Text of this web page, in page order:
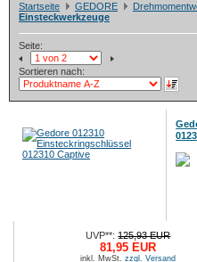
Startseite GEDORE
Einsteckwerkzeuge
Seite:
Sortieren nach:
UVP**:125,93 EUR
81,95 EUR
inkl. MwSt.zzgl. Versand